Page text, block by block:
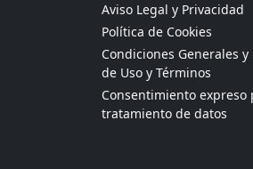
Aviso Legal y Privacidad
Política de Cookies
Condiciones Generales y
de Uso y Términos
Consentimiento expreso
tratamiento de datos